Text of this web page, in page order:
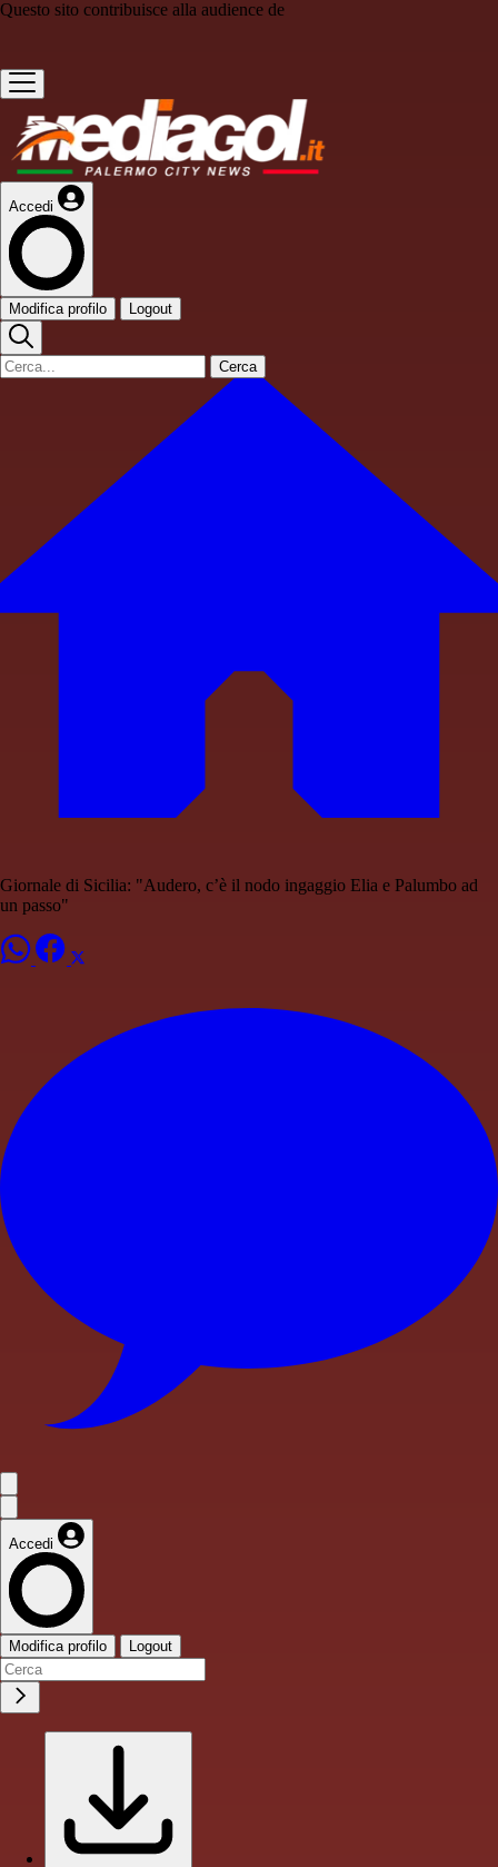
Questo sito contribuisce alla audience de
Accedi
Modifica profilo Logout
Cerca
Giornale di Sicilia: "Audero, c’è il nodo ingaggio Elia e Palumbo ad
un passo"
Accedi
Modifica profilo Logout